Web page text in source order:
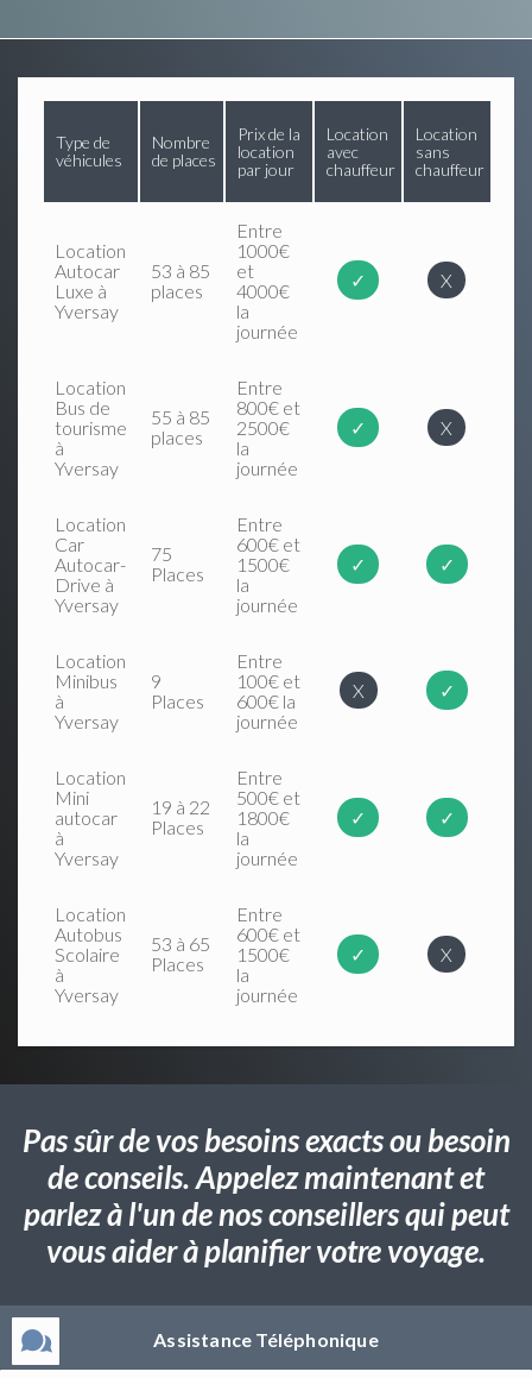
Type de
véhicules
Nombre
de places
Prix de la
location
par jour
Location
avec
chauffeur
Location
sans
chauffeur
Location
Autocar
Luxe à
Yversay
53 à 85
places
Entre
1000€
et
4000€
la
journée
✓ X
Location
Bus de
tourisme
à
Yversay
55 à 85
places
Entre
800€ et
2500€
la
journée
✓ X
Location
Car
Autocar-
Drive à
Yversay
75
Places
Entre
600€ et
1500€
la
journée
✓ ✓
Location
Minibus
à
Yversay
9
Places
Entre
100€ et
600€ la
journée
X ✓
Location
Mini
autocar
à
Yversay
19 à 22
Places
Entre
500€ et
1800€
la
journée
✓ ✓
Location
Autobus
Scolaire
à
Yversay
53 à 65
Places
Entre
600€ et
1500€
la
journée
✓ X
Pas sûr de vos besoins exacts ou besoin
de conseils. Appelez maintenant et
parlez à l'un de nos conseillers qui peut
vous aider à planifier votre voyage.
Assistance Téléphonique